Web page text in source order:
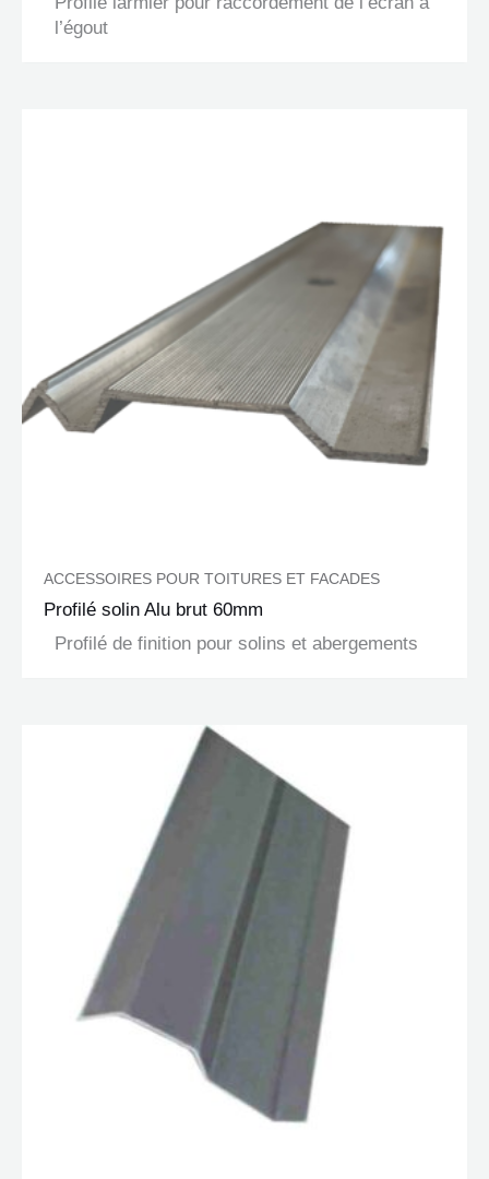
l’égout
ACCESSOIRES POUR TOITURES ET FACADES
Profilé solin Alu brut 60mm
Profilé de finition pour solins et abergements